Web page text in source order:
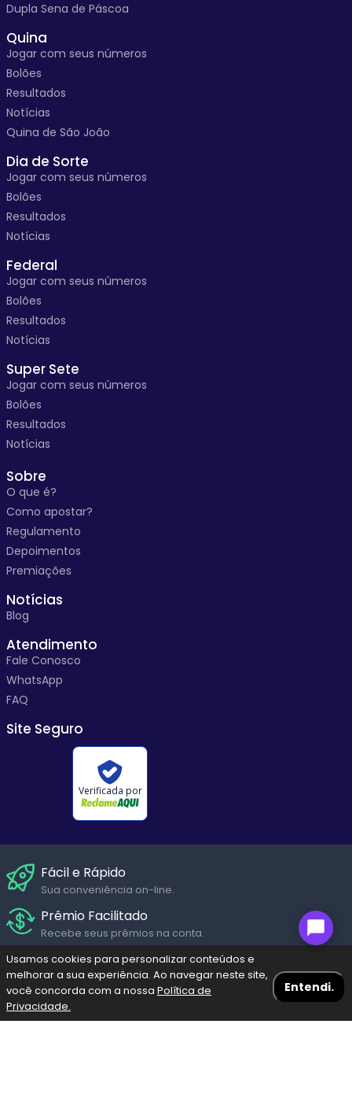
Bolões
Dupla Sena de Páscoa
Quina
Jogar com seus números
Bolões
Resultados
Notícias
Quina de São João
Dia de Sorte
Jogar com seus números
Bolões
Resultados
Notícias
Federal
Jogar com seus números
Bolões
Resultados
Notícias
Super Sete
Jogar com seus números
Bolões
Resultados
Notícias
Sobre
O que é?
Como apostar?
Regulamento
Depoimentos
Premiações
Notícias
Blog
Atendimento
Fale Conosco
WhatsApp
FAQ
Site Seguro
Verificada por
Fácil e Rápido
Sua conveniência on-line.
Prêmio Facilitado
Recebe seus prêmios na conta.
Suporte Humanizado
Fale com um de nossos atendentes em diversos canais de
Seg. a Sáb.
Pagamento Seguro
Navegação Blog
Usamos cookies para personalizar conteúdos e
melhorar a sua experiência. Ao navegar neste site,
você concorda com a nossa Política de
Privacidade.
Entendi.